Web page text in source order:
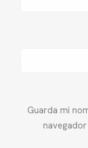
Guarda mi